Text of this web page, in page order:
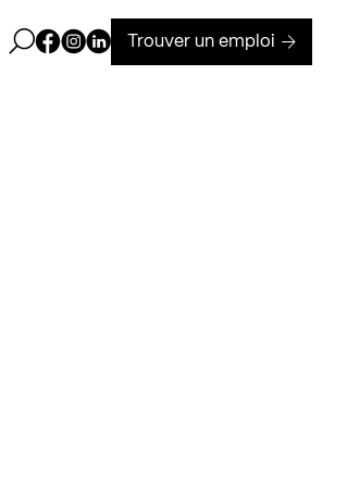
Ouvrir la barre de recherche
Page Facebook de Kollectif
Page Instagram de Kollectif
Page Linkedin de Kollectif
Trouver un emploi